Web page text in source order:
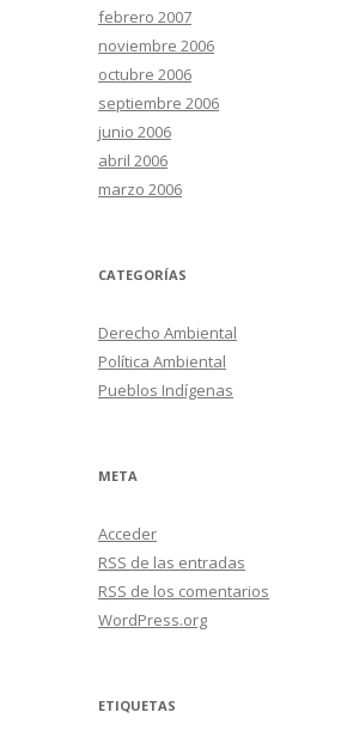
febrero 2007
noviembre 2006
octubre 2006
septiembre 2006
junio 2006
abril 2006
marzo 2006
CATEGORÍAS
Derecho Ambiental
Política Ambiental
Pueblos Indígenas
META
Acceder
RSS de las entradas
RSS de los comentarios
WordPress.org
ETIQUETAS